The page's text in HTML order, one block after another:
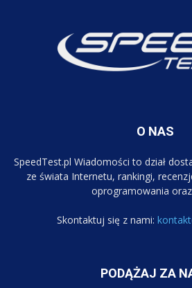
O NAS
SpeedTest.pl Wiadomości to dział
ze świata Internetu, rankingi,
oprogramowania
Skontaktuj się z nami:
PODĄŻAJ ZA